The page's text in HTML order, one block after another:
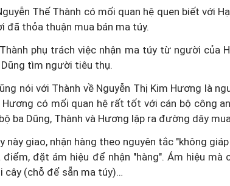
Thế Thành có mối quan hệ quen biết với
đã thỏa thuận mua bán ma túy.
phụ trách việc nhận ma túy từ người của
tìm người tiêu thụ.
nói với Thành về Nguyễn Thị Kim Hương là
Hương có mối quan hệ rất tốt với cán bộ công
ba Dũng, Thành và Hương lập ra đường dây
này giao, nhận hàng theo nguyên tắc "không
điểm, đặt ám hiệu để nhận "hàng". Ám hiệu
cây (chỗ để sẵn ma túy)…